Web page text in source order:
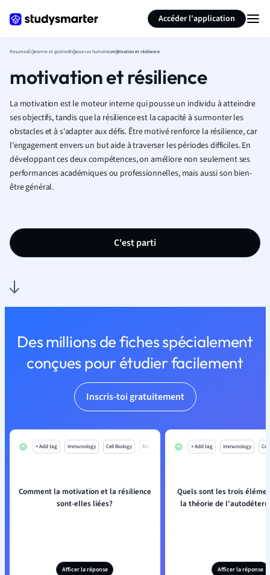
Accéder l'application
ResumesÉconomie et gestionRessources humainesmotivation et résilience
motivation et résilience
La motivation est le moteur interne qui pousse un individu à atteindre
ses objectifs, tandis que la résilience est la capacité à surmonter les
obstacles et à s'adapter aux défis. Être motivé renforce la résilience, car
l'engagement envers un but aide à traverser les périodes difficiles. En
développant ces deux compétences, on améliore non seulement ses
performances académiques ou professionnelles, mais aussi son bien-
être général.
C'est parti
Des millions de fiches spécialement
conçues pour étudier facilement
Inscris-toi gratuitement
+ Add tag Immunology Cell Biology Mo
Comment la motivation et la résilience
sont-elles liées?
Afficer la réponse
+ Add tag Immunology
Quels sont les trois
la théorie de
Afficer la réponse
Résumer la page